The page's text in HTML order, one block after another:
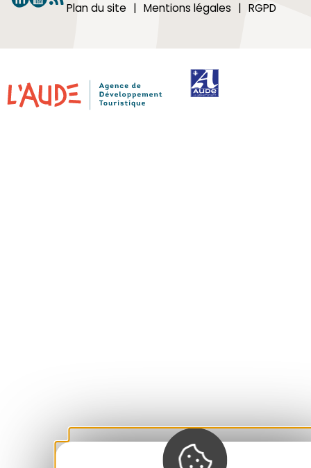
Plan du site Mentions légales RGPD